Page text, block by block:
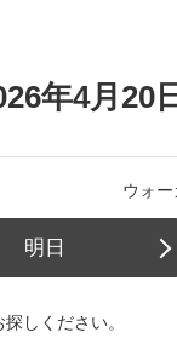
年4月20
ウォ
明日
しください。